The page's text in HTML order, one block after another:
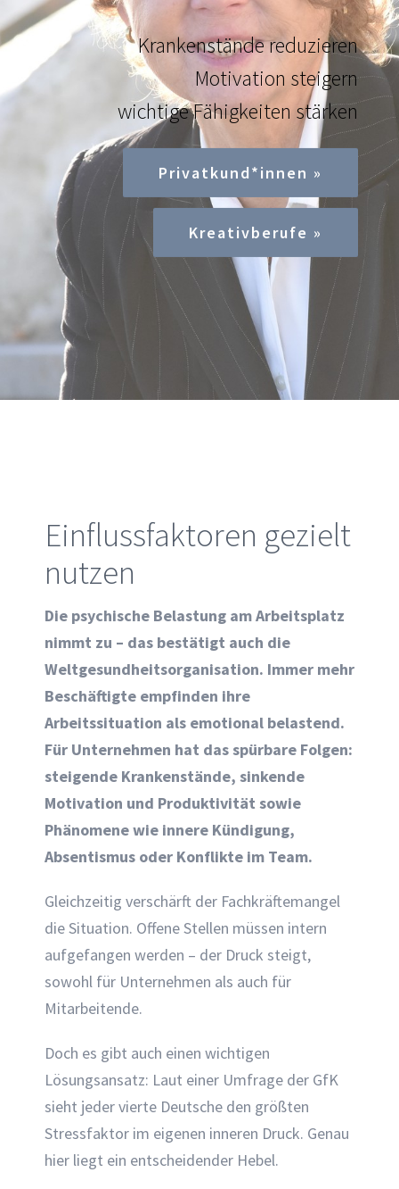
Krankenstände reduzieren
Motivation steigern
wichtige Fähigkeiten stärken
Privatkund*innen »
Kreativberufe »
Einflussfaktoren gezielt
nutzen
Die psychische Belastung am Arbeitsplatz
nimmt zu – das bestätigt auch die
Weltgesundheitsorganisation. Immer mehr
Beschäftigte empfinden ihre
Arbeitssituation als emotional belastend.
Für Unternehmen hat das spürbare Folgen:
steigende Krankenstände, sinkende
Motivation und Produktivität sowie
Phänomene wie innere Kündigung,
Absentismus oder Konflikte im Team.
Gleichzeitig verschärft der Fachkräftemangel
die Situation. Offene Stellen müssen intern
aufgefangen werden – der Druck steigt,
sowohl für Unternehmen als auch für
Mitarbeitende.
Doch es gibt auch einen wichtigen
Lösungsansatz: Laut einer Umfrage der GfK
sieht jeder vierte Deutsche den größten
Stressfaktor im eigenen inneren Druck. Genau
hier liegt ein entscheidender Hebel.